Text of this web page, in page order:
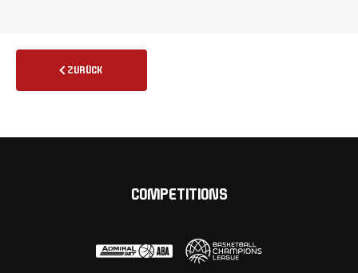
ZURÜCK
COMPETITIONS